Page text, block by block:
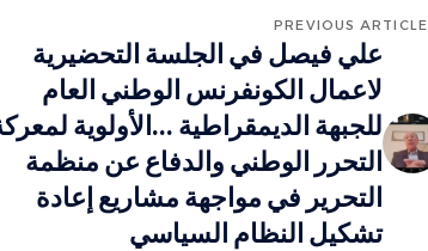
PREVIOUS ARTICLE
علي فيصل في الجلسة التحضيرية
لاعمال الكونفرنس الوطني العام
للجبهة الديمقراطية …الأولوية
التحرر الوطني والدفاع عن منظمة
التحرير في مواجهة مشاريع إعادة
تشكيل النظام السياسي